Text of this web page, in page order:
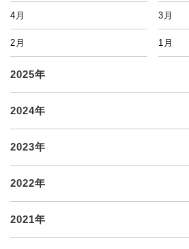
4月 3月
2月 1月
2025年
2024年
2023年
2022年
2021年